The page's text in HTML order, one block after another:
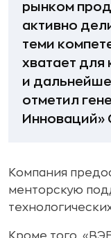
рынком
активно
теми
хватает
и
отметил
Инноваций»
Компания
менторскую